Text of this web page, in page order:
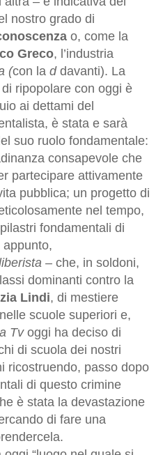
nostro grado di
o, come la
Greco, l’industria
(con la ddavanti). La
ripopolare con oggi è
ai dettami del
è stata e sarà
suo ruolo fondamentale:
consapevole che
partecipare attivamente
pubblica; un progetto di
nel tempo,
fondamentali di
– che, in soldoni,
dominanti contro la
Lindi, di mestiere
scuole superiori e,
Tvoggi ha deciso di
di scuola dei nostri
ricostruendo, passo dopo
di questo crimine
è stata la devastazione
di fare una